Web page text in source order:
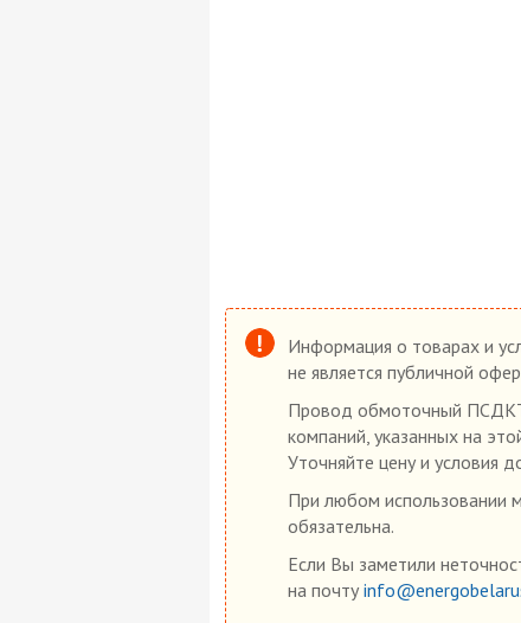
Информация о товарах и
не является публичной
Провод обмоточный
компаний, указанных на
Уточняйте цену и условия
При любом использовании
обязательна.
Если Вы заметили
на почту